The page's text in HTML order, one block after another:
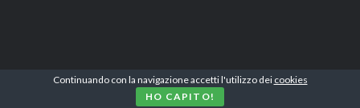
Continuando con la navigazione accetti l'utilizzo dei cookies
HO CAPITO!